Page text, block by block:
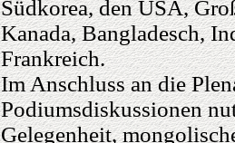
Südkorea, den USA,
Kanada, Bangladesch,
Frankreich.
Im Anschluss an die
Podiumsdiskussionen
Gelegenheit,